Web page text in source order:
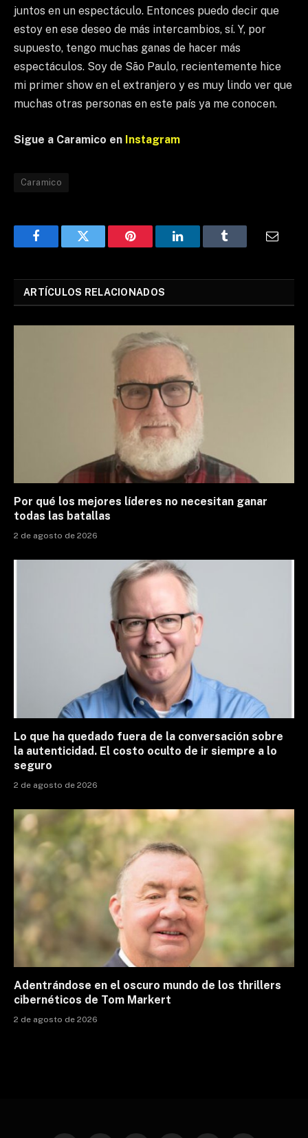
juntos en un espectáculo. Entonces puedo decir que
estoy en ese deseo de más intercambios, sí. Y, por
supuesto, tengo muchas ganas de hacer más
espectáculos. Soy de São Paulo, recientemente hice
mi primer show en el extranjero y es muy lindo ver que
muchas otras personas en este país ya me conocen.
Sigue a Caramico en Instagram
Caramico
FacebookTwitter Pinterest LinkedInTumblr Email
ARTÍCULOS RELACIONADOS
Por qué los mejores líderes no necesitan ganar
todas las batallas
2 de agosto de 2026
Lo que ha quedado fuera de la conversación sobre
la autenticidad. El costo oculto de ir siempre a lo
seguro
2 de agosto de 2026
Adentrándose en el oscuro mundo de los thrillers
cibernéticos de Tom Markert
2 de agosto de 2026